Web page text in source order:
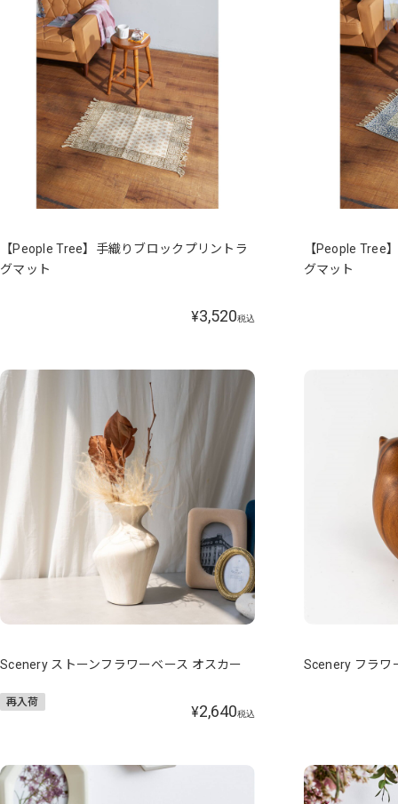
【People Tree】手織りブロックプリントラ
グマット
¥3,520税込
【People Tree
グマット
Scenery ストーンフラワーベース オスカー
再入荷
¥2,640税込
Scenery フラワ